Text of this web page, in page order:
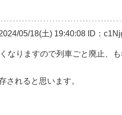
05/18(土) 19:40:08 ID：
なりますので列車ごと廃止、
されると思います。